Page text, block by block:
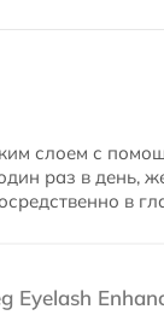
слоем с
раз в день,
в
Eyelash